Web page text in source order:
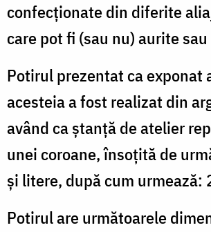
confecționate din diferite
care pot fi (sau nu) aurite
Potirul prezentat ca exponat
acesteia a fost realizat din
având ca ștanță de atelier
unei coroane, însoțită de
și litere, după cum urmează:
Potirul are următoarele